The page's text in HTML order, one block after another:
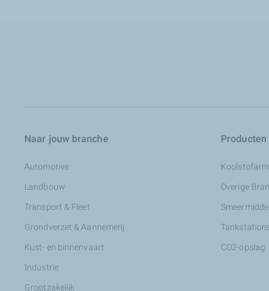
Naar jouw branche
Automotive
Landbouw
Transport & Fleet
Grondverzet & Aannemerij
Kust- en binnenvaart
Industrie
Grootzakelijk
Overige
CO2-opslag